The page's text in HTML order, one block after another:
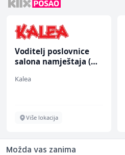
Voditelj poslovnice
salona namještaja (m/
Kalea
Više lokacija
Možda vas zanima